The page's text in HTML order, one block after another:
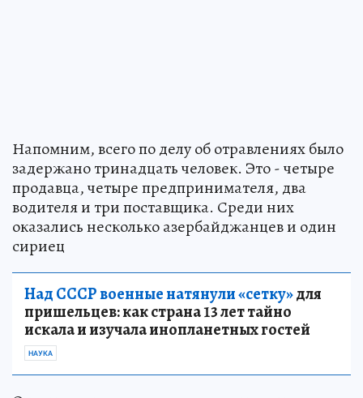
Напомним, всего по делу об отравлениях было
задержано тринадцать человек. Это - четыре
продавца, четыре предпринимателя, два
водителя и три поставщика. Среди них
оказались несколько азербайджанцев и один
сириец
Над СССР военные натянули «сетку»для
пришельцев: как страна 13 лет тайно
искала и изучала инопланетных гостей
НАУКА